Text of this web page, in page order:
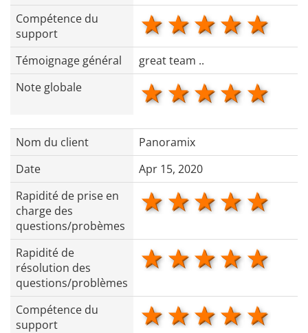
Compétence du
support
4
3 stars
2 stars
1 star
Témoignage général
great team ..
Note globale
4
3 stars
2 stars
1 star
Nom du client
Panoramix
Date
Apr 15, 2020
Rapidité de prise en
charge des
questions/probèmes
4
3 stars
2 stars
1 star
Rapidité de
résolution des
questions/problèmes
4
3 stars
2 stars
1 star
Compétence du
support
4
3 stars
2 stars
1 star